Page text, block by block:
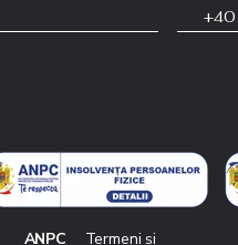
ANPC Termeni și